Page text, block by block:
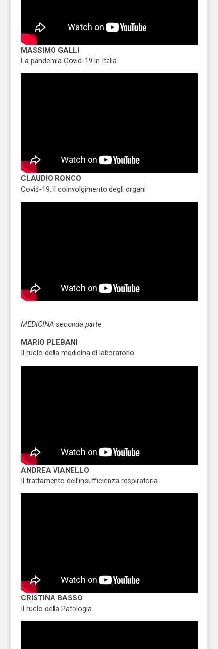
MASSIMO GALLI
La pandemia Covid-19 in Italia
CLAUDIO RONCO
Covid-19: il coinvolgimento degli organi
MEDICINA seconda parte
MARIO PLEBANI
Il ruolo della medicina di laboratorio
ANDREA VIANELLO
Il trattamento dell’insufficienza respiratoria
CRISTINA BASSO
Il ruolo della Patologia